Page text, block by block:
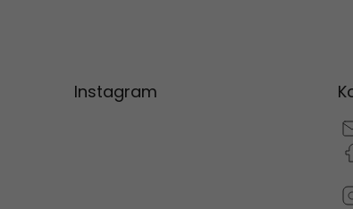
Instagram